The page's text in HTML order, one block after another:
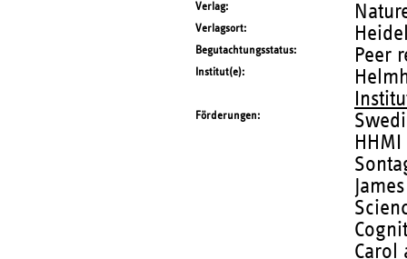
Verlag
Verlagsort
Begutachtungsstatus Peer
Institut(e)
Förderungen
Carol